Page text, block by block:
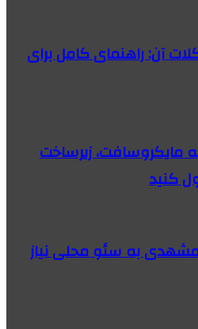
آن: راهنمای کامل برای
مایکروسافت، زیرساخت
کنید
به سئو محلی نیاز